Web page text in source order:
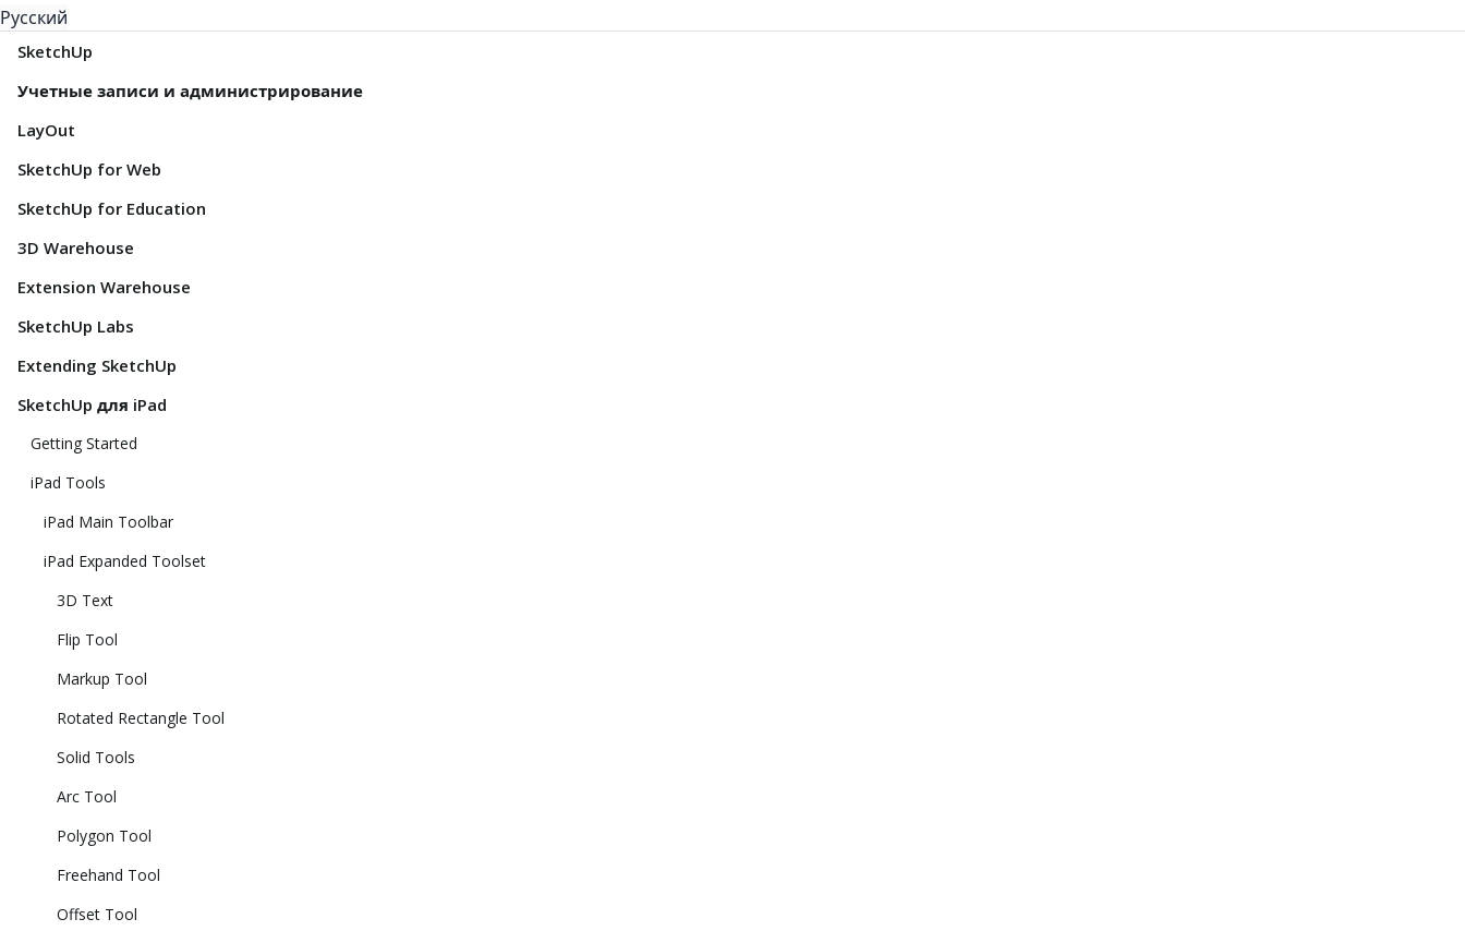
Русский
SketchUp
Учетные записи и администрирование
LayOut
SketchUp for Web
SketchUp for Education
3D Warehouse
Extension Warehouse
SketchUp Labs
Extending SketchUp
SketchUp для iPad
Getting Started
iPad Tools
iPad Main Toolbar
iPad Expanded Toolset
3D Text
Flip Tool
Markup Tool
Rotated Rectangle Tool
Solid Tools
Arc Tool
Polygon Tool
Freehand Tool
Offset Tool